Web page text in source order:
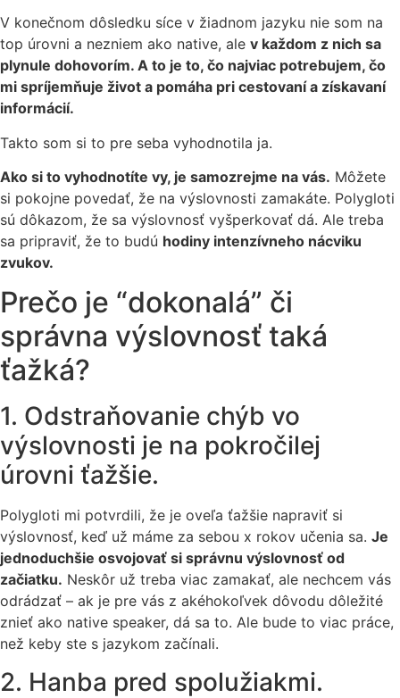
V konečnom dôsledku síce v žiadnom jazyku nie som na
top úrovni a nezniem ako native, ale v každom z nich sa
plynule dohovorím. A to je to, čo najviac potrebujem, čo
mi spríjemňuje život a pomáha pri cestovaní a získavaní
informácií.
Takto som si to pre seba vyhodnotila ja.
Ako si to vyhodnotíte vy, je samozrejme na vás. Môžete
si pokojne povedať, že na výslovnosti zamakáte. Polygloti
sú dôkazom, že sa výslovnosť vyšperkovať dá. Ale treba
sa pripraviť, že to budú hodiny intenzívneho nácviku
zvukov.
Prečo je “dokonalá” či
správna výslovnosť taká
ťažká?
1. Odstraňovanie chýb vo
výslovnosti je na pokročilej
úrovni ťažšie.
Polygloti mi potvrdili, že je oveľa ťažšie napraviť si
výslovnosť, keď už máme za sebou x rokov učenia sa. Je
jednoduchšie osvojovať si správnu výslovnosť od
začiatku. Neskôr už treba viac zamakať, ale nechcem vás
odrádzať – ak je pre vás z akéhokoľvek dôvodu dôležité
znieť ako native speaker, dá sa to. Ale bude to viac práce,
než keby ste s jazykom začínali.
2. Hanba pred spolužiakmi.